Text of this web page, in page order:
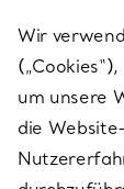
SERVICES
ÜBER
Wir
um unsere
die